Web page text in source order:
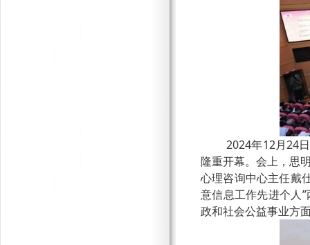
2024年12月24
隆重开幕。会上，思
心理咨询中心主任戴
意信息工作先进个人
政和社会公益事业方